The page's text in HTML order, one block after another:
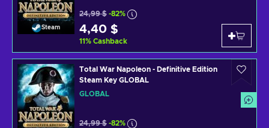
Steam
24,99 $ -82%
4,40 $
11% Cashback
Total War Napoleon - Definitive Edition
Steam Key GLOBAL
GLOBAL
24,99 $ -82%